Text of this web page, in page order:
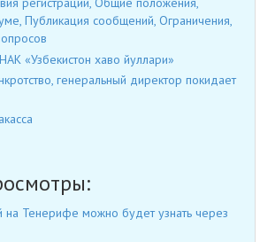
Публикация сообщений, Ограничения,
«Узбекистон хаво йуллари»
генеральный директор покидает
на Тенерифе можно будет узнать через